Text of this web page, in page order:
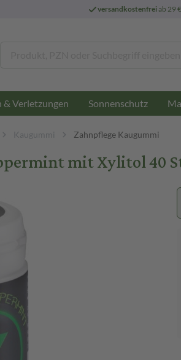
versandkostenfreiab 29
& Verletzungen Sonnenschutz
Kaugummi Zahnpflege Kaugummi
mit Xylitol 40